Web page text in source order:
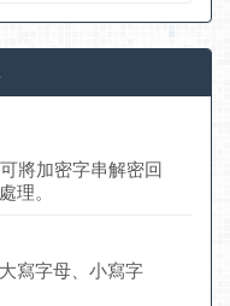
將加密字串解密回
理。
寫字母、小寫字